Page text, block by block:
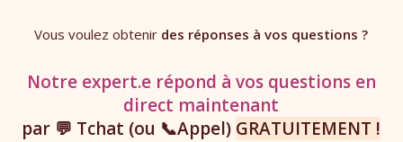
Vous voulez obtenir des réponses à vos questions ?
Notre expert.e répond à vos questions en
direct maintenant
par 💬 Tchat (ou 📞Appel) GRATUITEMENT !